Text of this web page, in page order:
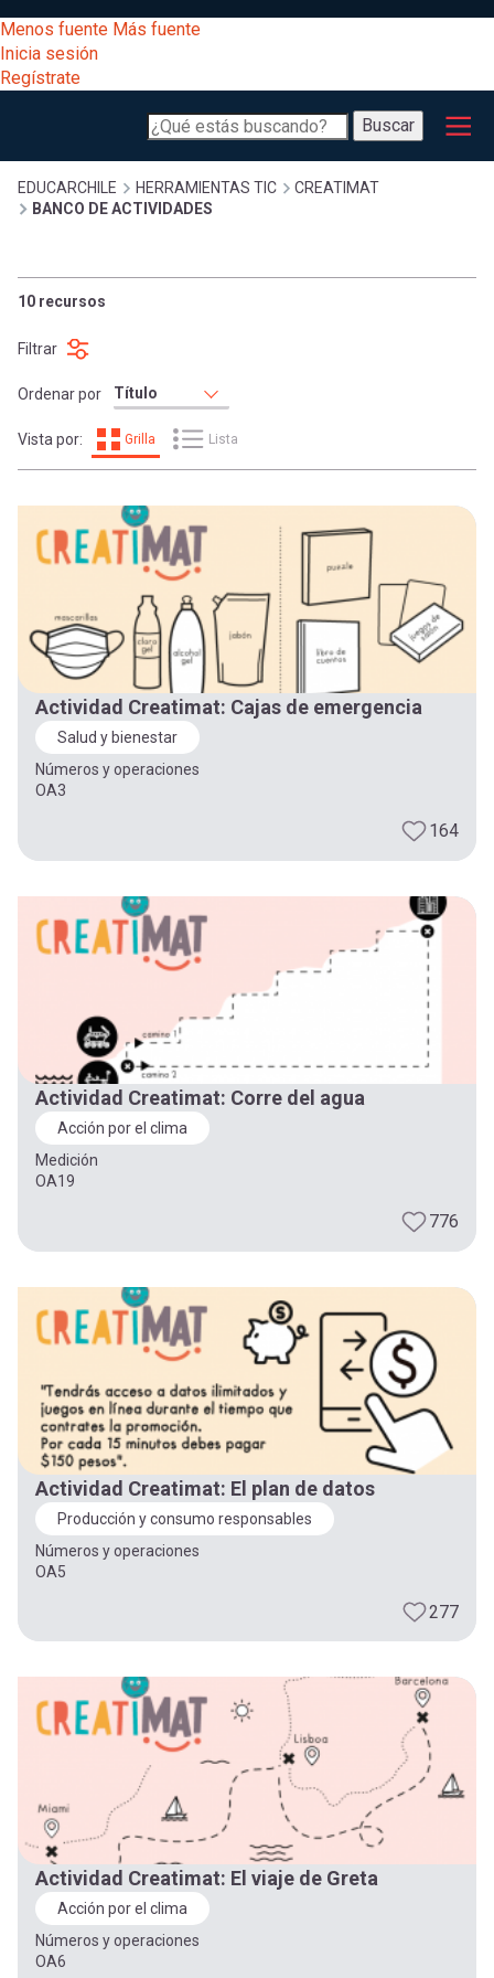
al
contenido
principal
[Educarchile
Escritorio]
entrar
a
mi
cuenta
Menos fuente Más fuente
Inicia sesión
Regístrate
Buscar
Buscar
Menú
principal
Desarrollo
Expand
Gestión
Comunidad
Exploración
[Educarchile
Mobile]
Menú
entrar
mi
cuenta
sesión
Regístrate
Sobrescribir
enlaces
de
ayuda
a
la
navegación
EDUCARCHILE HERRAMIENTAS TIC
CREATIMAT
BANCO DE ACTIVIDADES
10 recursos
Filtrar
Ordenar por
Vista por: Grilla Lista
Actividad Creatimat: Cajas de emergencia
Salud y bienestar
Números y operaciones
OA3
164
Actividad Creatimat: Corre del agua
Acción por el clima
Medición
OA19
776
Actividad Creatimat: El plan de datos
Producción y consumo responsables
Números y operaciones
OA5
277
Actividad Creatimat: El viaje de Greta
Acción por el clima
Números y operaciones
OA6